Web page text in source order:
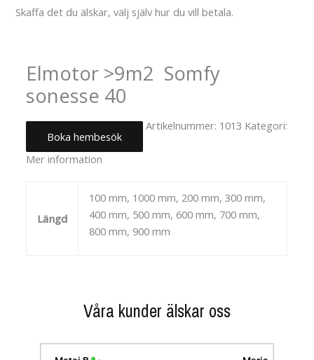
Skaffa det du älskar, välj själv hur du vill betala.
Elmotor >9m2 Somfy
sonesse 40
Boka hembesök
Artikelnummer: 1013 Kategori:
Uncategorized
Mer information
Längd
100 mm, 1000 mm, 200 mm, 300 mm,
400 mm, 500 mm, 600 mm, 700 mm,
800 mm, 900 mm
Våra kunder älskar oss